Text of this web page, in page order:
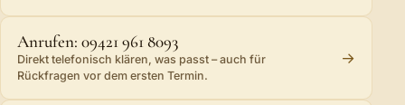
Anrufen: 09421 961 8093
Direkt telefonisch klären, was passt – auch für
Rückfragen vor dem ersten Termin.
→